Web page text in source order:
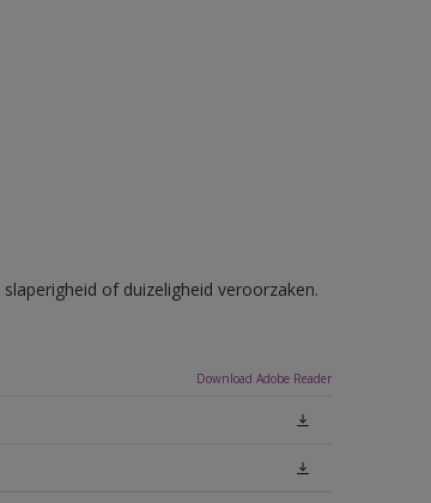
of duizeligheid veroorzaken.
Download Adobe Reader